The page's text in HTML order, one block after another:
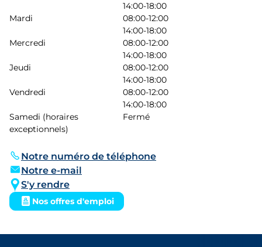
14:00-18:00
Mardi
08:00-12:00
14:00-18:00
Mercredi
08:00-12:00
14:00-18:00
Jeudi
08:00-12:00
14:00-18:00
Vendredi
08:00-12:00
14:00-18:00
Samedi (horaires
exceptionnels)
Fermé
Notre numéro de téléphone
Notre e-mail
S'y rendre
Nos offres d'emploi